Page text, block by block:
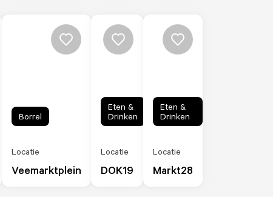
Veemarktplein
Locatie
Borrel
DOK19
Locatie
Eten &
Drinken
Markt28
Locatie
Eten &
Drinken